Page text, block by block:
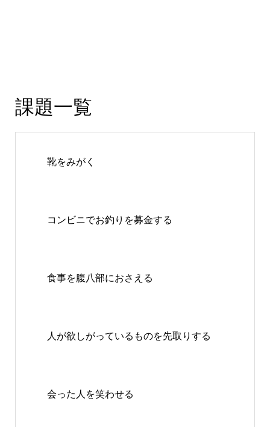
課題一覧
靴をみがく
コンビニでお釣りを募金する
食事を腹八部におさえる
人が欲しがっているものを先取りする
会った人を笑わせる